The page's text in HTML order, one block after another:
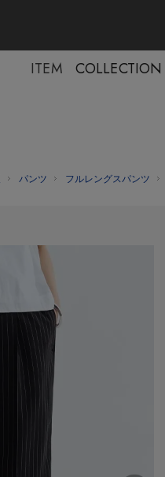
ITEM COLLECTION
パンツ フルレングスパンツ